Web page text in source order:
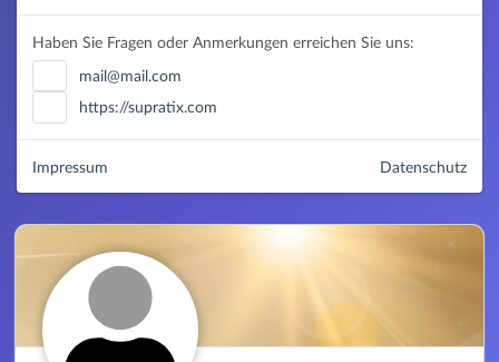
Haben Sie Fragen oder Anmerkungen erreichen Sie uns:
mail@mail.com
https://supratix.com
Datenschutz
Impressum